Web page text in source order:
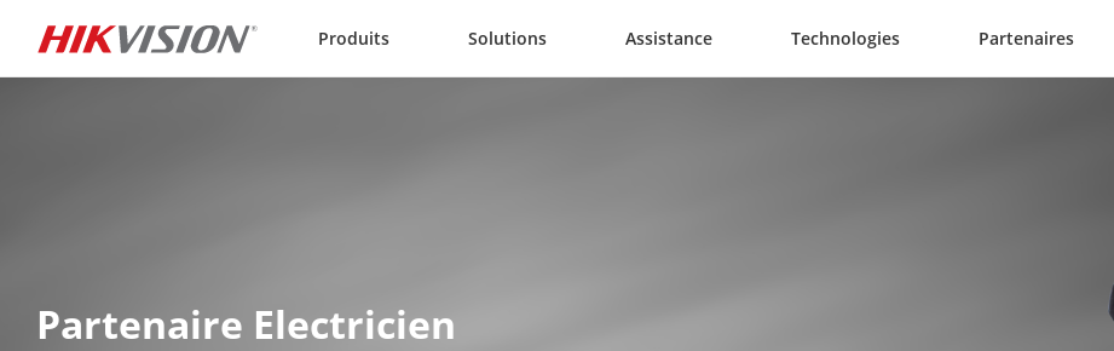
Produits Solutions Assistance Technologies Partenaires
Partenaire Electricien